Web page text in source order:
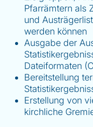
Pfarrämtern als
und
werden können
Ausgabe der
Dateiformaten
Bereitstellung
Erstellung von
kirchliche